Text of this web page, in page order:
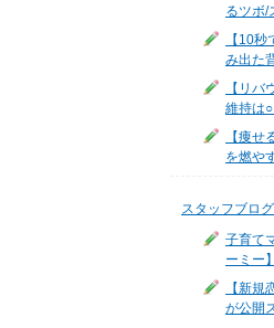
るツボ/
【10
み出た
【リ
維持は
【痩
を燃や
スタッフブログ
子育て
ーミー
【新
が公開